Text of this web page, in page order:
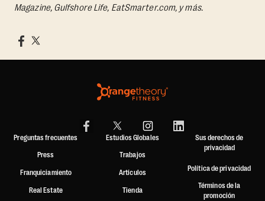
Magazine, Gulfshore Life, EatSmarter.com, y más.
Preguntas frecuentes
Press
Franquiciamiento
Real Estate
Estudios Globales
Trabajos
Artículos
Tienda
Sus derechos de
privacidad
Política de privacidad
Términos de la
promoción